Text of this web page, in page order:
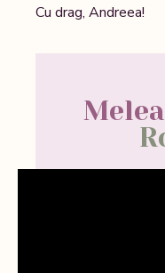
Cu drag, Andreea!